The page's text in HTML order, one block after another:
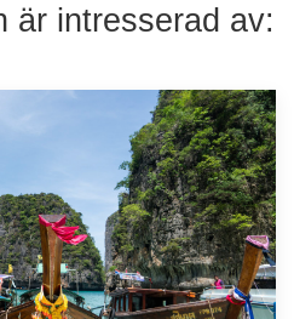
är intresserad av: